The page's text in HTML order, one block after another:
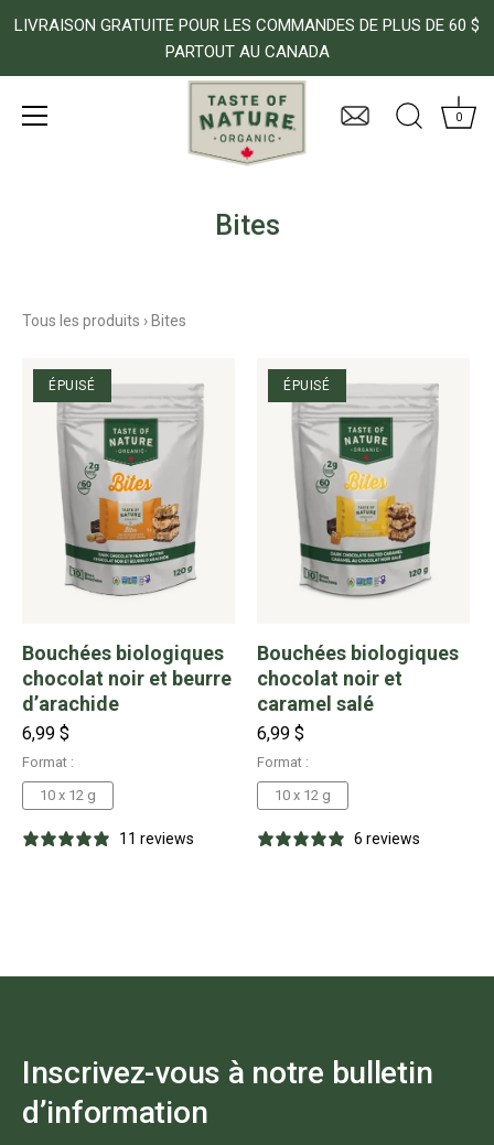
LIVRAISON GRATUITE POUR LES COMMANDES DE PLUS DE 60 $
PARTOUT AU CANADA
0
Bites
Tous les produits › Bites
ÉPUISÉ
Bouchées biologiques
chocolat noir et beurre
d’arachide
6,99 $
Format :
10 x 12 g
11 reviews
ÉPUISÉ
Bouchées biologiques
chocolat noir et
caramel salé
6,99 $
Format :
10 x 12 g
6 reviews
Inscrivez-vous à notre bulletin
d’information